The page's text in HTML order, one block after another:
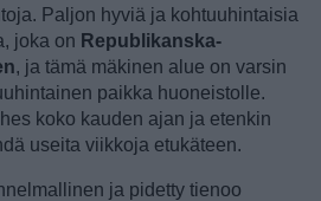
Paljon hyviä ja kohtuuhintaisia
joka on Republikanska-
, ja tämä mäkinen alue on varsin
paikka huoneistolle.
koko kauden ajan ja etenkin
useita viikkoja etukäteen.
ja pidetty tienoo